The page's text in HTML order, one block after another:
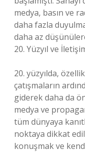
medya, basın ve
daha fazla
daha az
20. Yüzyıl ve
20. yüzyılda,
çatışmaların
giderek daha da
medya ve
tüm dünyaya
noktaya dikkat
konuşmak ve